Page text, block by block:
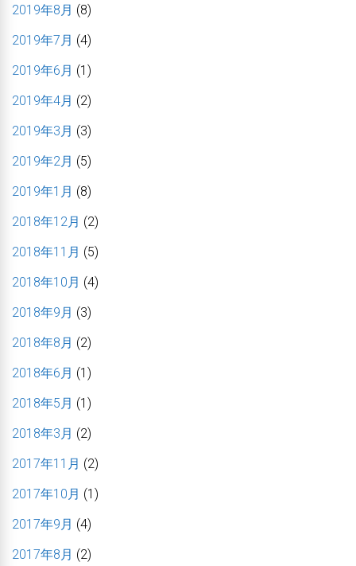
2019年8月 (8)
2019年7月 (4)
2019年6月 (1)
2019年4月 (2)
2019年3月 (3)
2019年2月 (5)
2019年1月 (8)
2018年12月 (2)
2018年11月 (5)
2018年10月 (4)
2018年9月 (3)
2018年8月 (2)
2018年6月 (1)
2018年5月 (1)
2018年3月 (2)
2017年11月 (2)
2017年10月 (1)
2017年9月 (4)
2017年8月 (2)